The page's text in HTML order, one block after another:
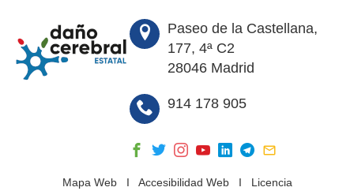
Paseo de la Castellana,
177, 4ª C2
28046 Madrid
914 178 905
Mapa WebI Accesibilidad WebI Licencia